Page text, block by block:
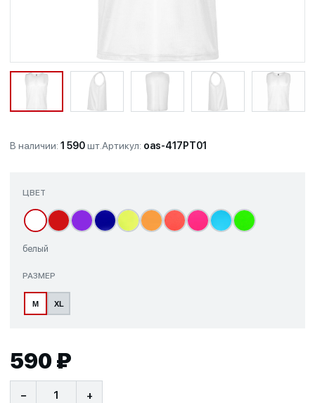
В наличии: 1 590шт.Артикул: oas-417PT01
ЦВЕТ
белый
РАЗМЕР
M XL
590 ₽
− +